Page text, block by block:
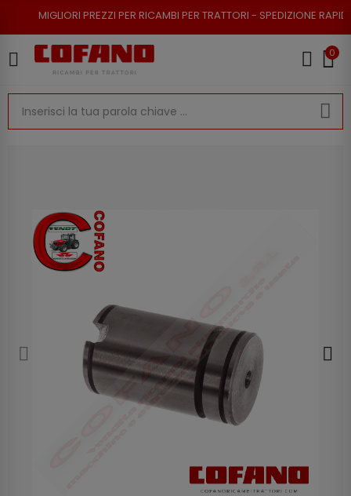
PREZZI PER RICAMBI PER TRATTORI - SPEDIZIONE RAPIDA - RESO
0